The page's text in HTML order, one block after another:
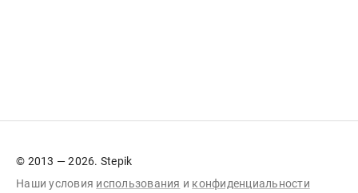
© 2013 — 2026. Stepik
Наши условия использования и конфиденциальности